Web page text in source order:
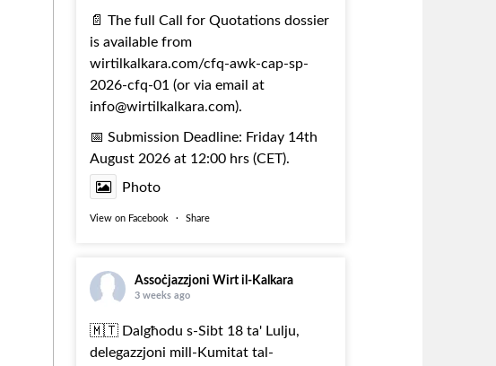
📄 The full Call for Quotations dossier
is available from
wirtilkalkara.com/cfq-awk-cap-sp-
2026-cfq-01 (or via email at
info@wirtilkalkara.com).
📅 Submission Deadline: Friday 14th
August 2026 at 12:00 hrs (CET).
Photo
View on Facebook · Share
Assoċjazzjoni Wirt il-Kalkara
3 weeks ago
🇲🇹 Dalgħodu s-Sibt 18 ta' Lulju,
delegazzjoni mill-Kumitat tal-